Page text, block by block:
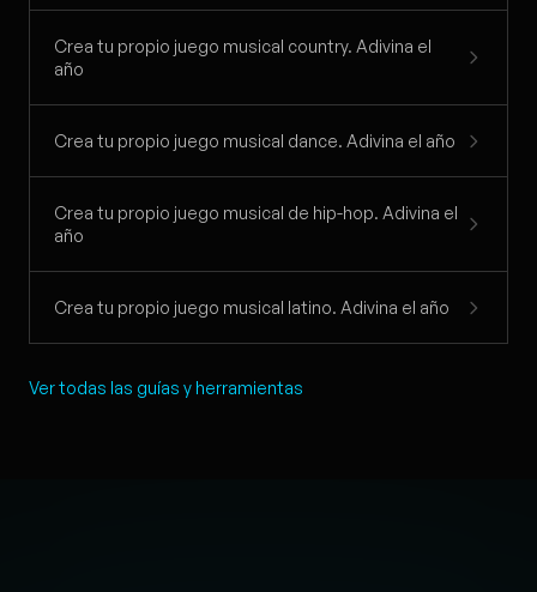
Crea tu propio juego musical country. Adivina el
año
Crea tu propio juego musical dance. Adivina el año
Crea tu propio juego musical de hip-hop. Adivina el
año
Crea tu propio juego musical latino. Adivina el año
Ver todas las guías y herramientas